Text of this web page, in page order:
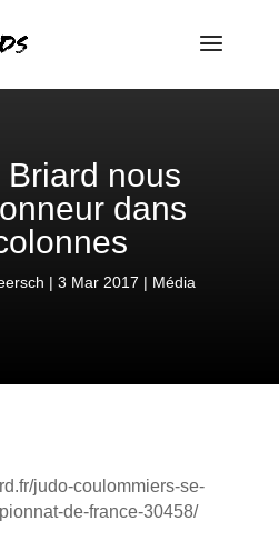
Briard nous
dans
3 Mar 2017 Média
judo-coulommiers-se-
de-france-30458/